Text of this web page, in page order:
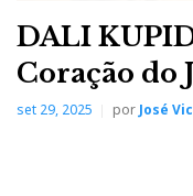
DALI
Coração do
set 29, 2025 porJosé